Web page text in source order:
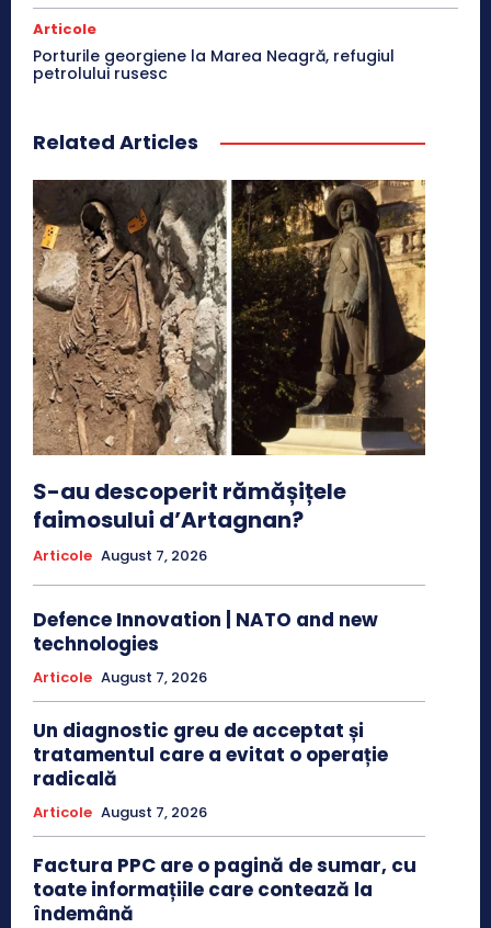
Articole
Porturile georgiene la Marea Neagră, refugiul
petrolului rusesc
Related Articles
S-au descoperit rămășițele
faimosului d’Artagnan?
Articole August 7, 2026
Defence Innovation | NATO and new
technologies
Articole August 7, 2026
Un diagnostic greu de acceptat și
tratamentul care a evitat o operație
radicală
Articole August 7, 2026
Factura PPC are o pagină de sumar, cu
toate informațiile care contează la
îndemână